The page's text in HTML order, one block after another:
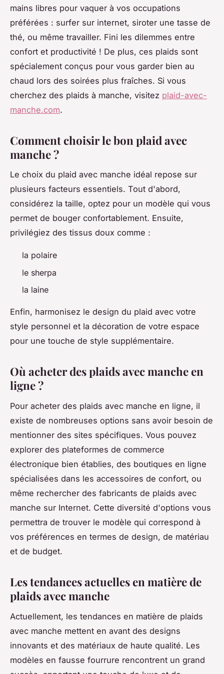
mains libres pour vaquer à vos occupations
préférées : surfer sur internet, siroter une tasse de
thé, ou même travailler. Fini les dilemmes entre
confort et productivité ! De plus, ces plaids sont
spécialement conçus pour vous garder bien au
chaud lors des soirées plus fraîches. Si vous
cherchez des plaids à manche, visitez plaid-avec-
manche.com.
Comment choisir le bon plaid avec
manche ?
Le choix du plaid avec manche idéal repose sur
plusieurs facteurs essentiels. Tout d'abord,
considérez la taille, optez pour un modèle qui vous
permet de bouger confortablement. Ensuite,
privilégiez des tissus doux comme :
la polaire
le sherpa
la laine
Enfin, harmonisez le design du plaid avec votre
style personnel et la décoration de votre espace
pour une touche de style supplémentaire.
Où acheter des plaids avec manche en
ligne ?
Pour acheter des plaids avec manche en ligne, il
existe de nombreuses options sans avoir besoin de
mentionner des sites spécifiques. Vous pouvez
explorer des plateformes de commerce
électronique bien établies, des boutiques en ligne
spécialisées dans les accessoires de confort, ou
même rechercher des fabricants de plaids avec
manche sur Internet. Cette diversité d'options vous
permettra de trouver le modèle qui correspond à
vos préférences en termes de design, de matériau
et de budget.
Les tendances actuelles en matière de
plaids avec manche
Actuellement, les tendances en matière de plaids
avec manche mettent en avant des designs
innovants et des matériaux de haute qualité. Les
modèles en fausse fourrure rencontrent un grand